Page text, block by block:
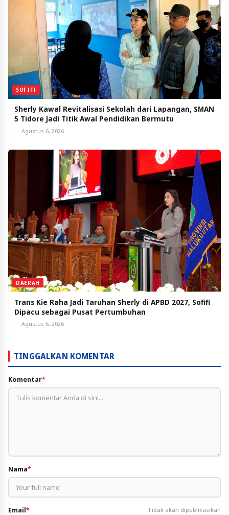
SOFIFI
Sherly Kawal Revitalisasi Sekolah dari Lapangan, SMAN
5 Tidore Jadi Titik Awal Pendidikan Bermutu
Agustus 6, 2026
DAERAH
Trans Kie Raha Jadi Taruhan Sherly di APBD 2027, Sofifi
Dipacu sebagai Pusat Pertumbuhan
Agustus 6, 2026
TINGGALKAN KOMENTAR
Komentar*
Nama*
Email* Tidak akan dipublikasikan